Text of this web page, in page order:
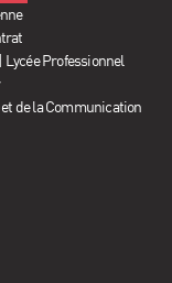
Lycée Professionnel
de la Communication